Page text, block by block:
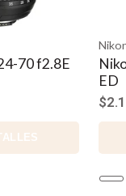
F AF-S 14-24
VER DETALLES